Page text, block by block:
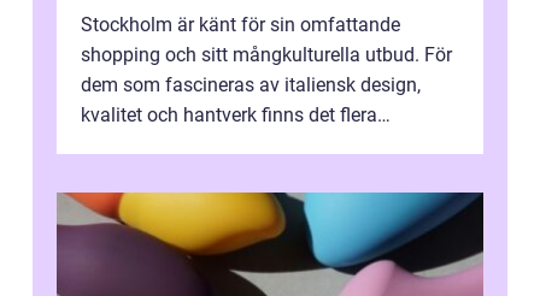
Stockholm är känt för sin omfattande
shopping och sitt mångkulturella utbud. För
dem som fascineras av italiensk design,
kvalitet och hantverk finns det flera